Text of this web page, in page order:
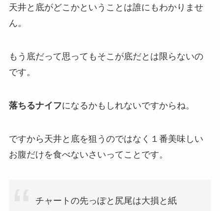
天井と底がどこかということは誰にもわかりませ
ん。
もう底だって思ってもそこが底だとは限らないの
です。
落ちるナイフになるかもしれないですからね。
ですから天井と底を狙うのではなく１番美味しい
お腹だけを食べないさいってことです。
チャートの先っぽと尻尾は大損と紙